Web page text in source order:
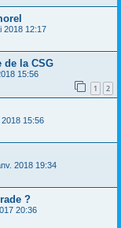
2018 12:17
de la CSG
15:56
1 2
15:56
2018 19:34
?
20:36